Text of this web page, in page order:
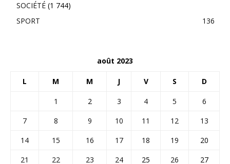
SOCIÉTÉ (1 744)
SPORT
136
août 2023
L M M J V S D
1 2 3 4 5
6
7
8 9 10 11 12
13
14
15 16 17 18 19
20
21
22 23 24 25 26 27